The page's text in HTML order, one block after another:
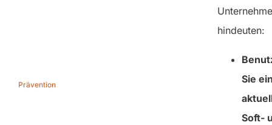
Prävention
hindeuten:
Sie
Soft-